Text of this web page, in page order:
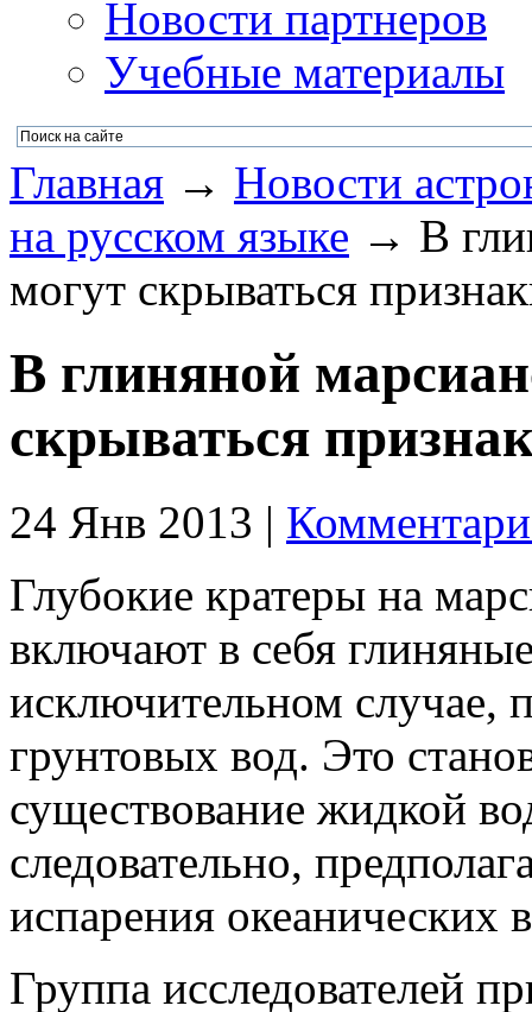
Новости партнеров
Учебные материалы
Главная → Новости
на русском языке → В
могут скрываться
В глиняной
скрываться
24 Янв 2013 |
Глубокие кратеры на
включают в себя
исключительном случае,
грунтовых вод. Это
существование жидкой
следовательно,
испарения океанических
Группа исследователей